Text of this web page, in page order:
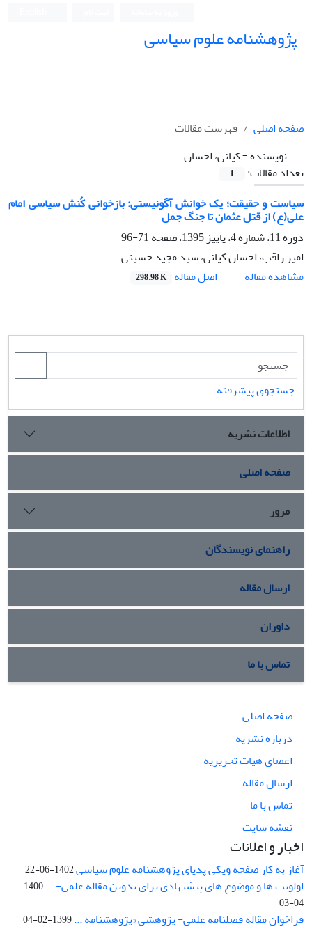
پژوهشنامه علوم سیاسی
صفحه اصلی
فهرست مقالات
نویسنده =کیانی، احسان
تعداد مقالات:
1
سیاست و حقیقت؛ یک خوانش آگونیستی: بازخوانی کُنش سیاسی امام
علی(ع) از قتل عثمان تا جنگ جمل
دوره 11، شماره 4، پاییز 1395، صفحه
71-96
امیر راقب، احسان کیانی، سید مجید حسینی
مشاهده مقاله
اصل مقاله 298.98 K
جستجوی پیشرفته
اطلاعات نشریه
صفحه اصلی
مرور
راهنمای نویسندگان
ارسال مقاله
داوران
تماس با ما
صفحه اصلی
درباره نشریه
اعضای هیات تحریریه
ارسال مقاله
تماس با ما
نقشه سایت
اخبار و اعلانات
آغاز به کار صفحه ویکی پدیای پژوهشنامه علوم سیاسی1402-06-22
اولویت ها و موضوع های پیشنهادی برای تدوین مقاله علمی- ...
1400-
04-03
فراخوان مقاله فصلنامه علمی- پژوهشی «پژوهشنامه ...1399-02-04